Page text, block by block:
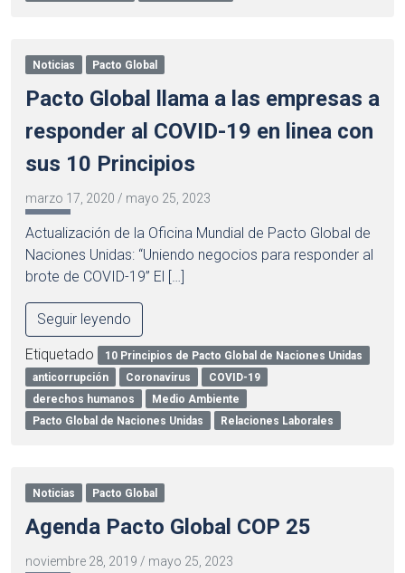
Noticias Pacto Global
Pacto Global llama a las empresas a
responder al COVID-19 en linea con
sus 10 Principios
marzo 17, 2020 / mayo 25, 2023
Actualización de la Oficina Mundial de Pacto Global de
Naciones Unidas: “Uniendo negocios para responder al
brote de COVID-19” El […]
Seguir leyendo
Etiquetado
10 Principios de Pacto Global de Naciones Unidas
anticorrupción
Coronavirus
COVID-19
derechos humanos
Medio Ambiente
Pacto Global de Naciones Unidas
Relaciones Laborales
Noticias Pacto Global
Agenda Pacto Global COP 25
noviembre 28, 2019 / mayo 25, 2023